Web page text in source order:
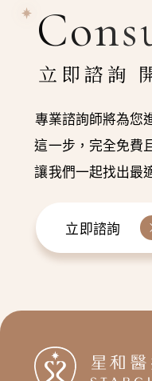
立即諮詢
專業諮詢師將為您
這一步，完全免費
讓我們一起找出最
立即諮詢